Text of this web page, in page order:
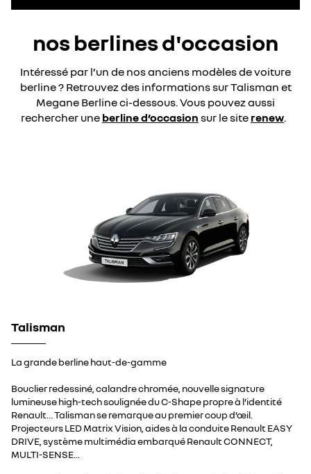
nos berlines d'occasion
Intéressé par l’un de nos anciens modèles de voiture
berline ? Retrouvez des informations sur Talisman et
Megane Berline ci-dessous. Vous pouvez aussi
rechercher une berline d’occasion sur le site renew.
Talisman
La grande berline haut-de-gamme
Bouclier redessiné, calandre chromée, nouvelle signature
lumineuse high-tech soulignée du C-Shape propre à l’identité
Renault… Talisman se remarque au premier coup d’œil.
Projecteurs LED Matrix Vision, aides à la conduite Renault EASY
DRIVE, système multimédia embarqué Renault CONNECT,
MULTI-SENSE...